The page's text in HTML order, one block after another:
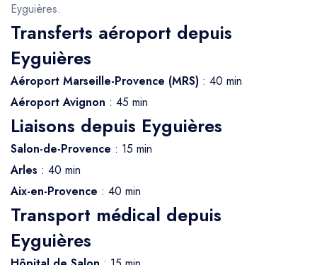
Eyguières.
Transferts aéroport depuis
Eyguières
Aéroport Marseille-Provence (MRS) : 40 min
Aéroport Avignon : 45 min
Liaisons depuis Eyguières
Salon-de-Provence : 15 min
Arles : 40 min
Aix-en-Provence : 40 min
Transport médical depuis
Eyguières